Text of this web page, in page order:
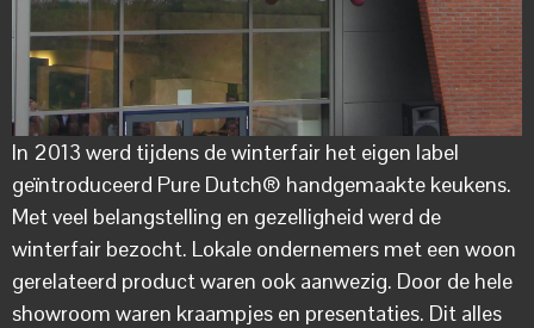
In 2013 werd tijdens de winterfair het eigen label
geïntroduceerd Pure Dutch® handgemaakte keukens.
Met veel belangstelling en gezelligheid werd de
winterfair bezocht. Lokale ondernemers met een woon
gerelateerd product waren ook aanwezig. Door de hele
showroom waren kraampjes en presentaties. Dit alles